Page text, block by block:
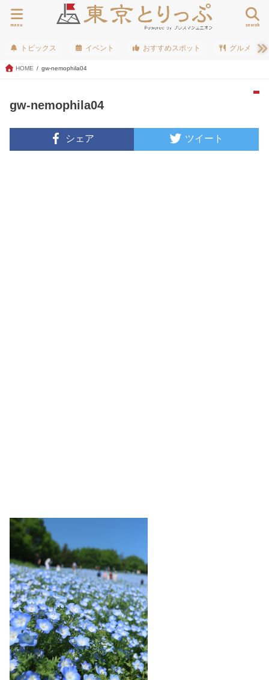
search
menu
トピックス イベント おすすめスポット グルメ
HOME gw-nemophila04
gw-nemophila04
シェア ツイート